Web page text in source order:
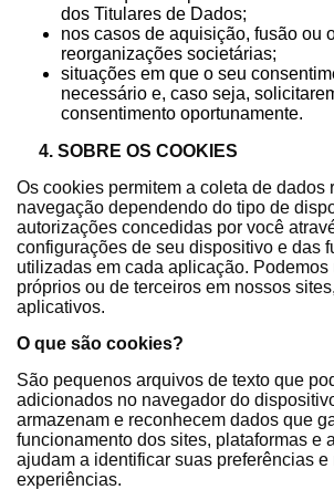
dos Titulares de Dados;
nos casos de aquisição, fusão ou
reorganizações societárias;
situações em que o seu
necessário e, caso seja,
consentimento oportunamente.
4. SOBRE OS COOKIES
Os cookies permitem a coleta de dados
navegação dependendo do tipo de
autorizações concedidas por você
configurações de seu dispositivo e das
utilizadas em cada aplicação.
próprios ou de terceiros em nossos
aplicativos.
O que são cookies?
São pequenos arquivos de texto que
adicionados no navegador do
armazenam e reconhecem dados que
funcionamento dos sites, plataformas e
ajudam a identificar suas preferências e
experiências.